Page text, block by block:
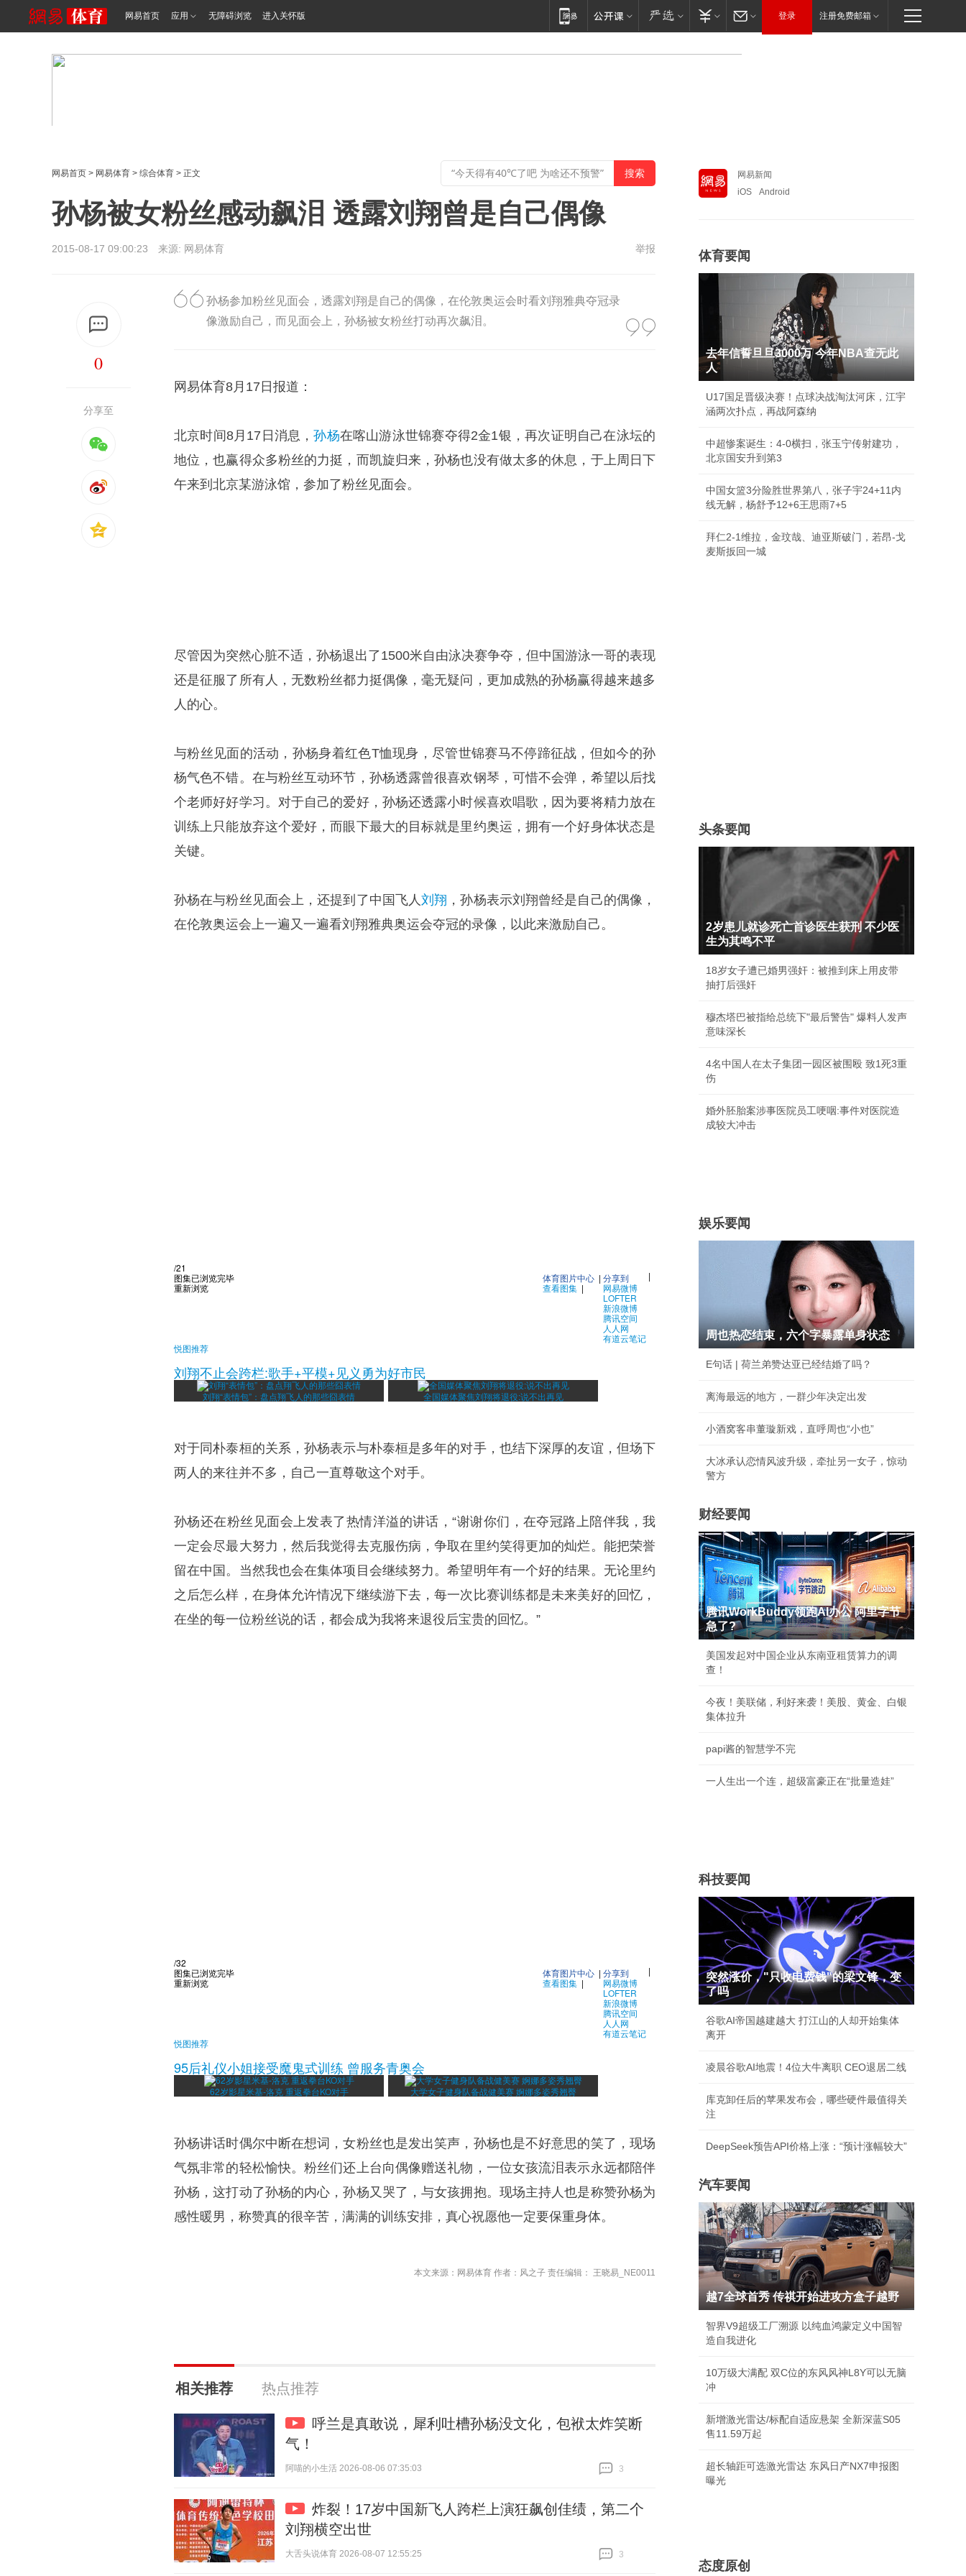
网易首页 应用 无障碍浏览 进入关怀版 登录 注册免费邮箱
网易首页 > 网易体育 > 综合体育 > 正文
孙杨被女粉丝感动飙泪 透露刘翔曾是自己偶像
2015-08-17 09:00:23 来源: 网易体育 举报
0
分享至
孙杨参加粉丝见面会，透露刘翔是自己的偶像，在伦敦奥运会时看刘翔雅典夺冠录
像激励自己，而见面会上，孙杨被女粉丝打动再次飙泪。
网易体育8月17日报道：
北京时间8月17日消息，孙杨在喀山游泳世锦赛夺得2金1银，再次证明自己在泳坛的
地位，也赢得众多粉丝的力挺，而凯旋归来，孙杨也没有做太多的休息，于上周日下
午来到北京某游泳馆，参加了粉丝见面会。
尽管因为突然心脏不适，孙杨退出了1500米自由泳决赛争夺，但中国游泳一哥的表现
还是征服了所有人，无数粉丝都力挺偶像，毫无疑问，更加成熟的孙杨赢得越来越多
人的心。
与粉丝见面的活动，孙杨身着红色T恤现身，尽管世锦赛马不停蹄征战，但如今的孙
杨气色不错。在与粉丝互动环节，孙杨透露曾很喜欢钢琴，可惜不会弹，希望以后找
个老师好好学习。对于自己的爱好，孙杨还透露小时候喜欢唱歌，因为要将精力放在
训练上只能放弃这个爱好，而眼下最大的目标就是里约奥运，拥有一个好身体状态是
关键。
孙杨在与粉丝见面会上，还提到了中国飞人刘翔 ，孙杨表示刘翔曾经是自己的偶像，
在伦敦奥运会上一遍又一遍看刘翔雅典奥运会夺冠的录像，以此来激励自己。
/21
|
分享到
网易微博
LOFTER
新浪微博
腾讯空间
人人网
有道云笔记
体育图片中心 |
查看图集 |
图集已浏览完毕
重新浏览
悦图推荐
刘翔不止会跨栏:歌手+平模+见义勇为好市民
刘翔“表情包”：盘点翔飞人的那些囧表情 全国媒体聚焦刘翔将退役:说不出再见
对于同朴泰桓的关系，孙杨表示与朴泰桓是多年的对手，也结下深厚的友谊，但场下
两人的来往并不多，自己一直尊敬这个对手。
孙杨还在粉丝见面会上发表了热情洋溢的讲话，“谢谢你们，在夺冠路上陪伴我，我
一定会尽最大努力，然后我觉得去克服伤病，争取在里约笑得更加的灿烂。能把荣誉
留在中国。当然我也会在集体项目会继续努力。希望明年有一个好的结果。无论里约
之后怎么样，在身体允许情况下继续游下去，每一次比赛训练都是未来美好的回忆，
在坐的每一位粉丝说的话，都会成为我将来退役后宝贵的回忆。”
/32
|
分享到
网易微博
LOFTER
新浪微博
腾讯空间
人人网
有道云笔记
体育图片中心 |
查看图集 |
图集已浏览完毕
重新浏览
悦图推荐
95后礼仪小姐接受魔鬼式训练 曾服务青奥会
62岁影星米基-洛克 重返拳台KO对手 大学女子健身队备战健美赛 婀娜多姿秀翘臀
孙杨讲话时偶尔中断在想词，女粉丝也是发出笑声，孙杨也是不好意思的笑了，现场
气氛非常的轻松愉快。粉丝们还上台向偶像赠送礼物，一位女孩流泪表示永远都陪伴
孙杨，这打动了孙杨的内心，孙杨又哭了，与女孩拥抱。现场主持人也是称赞孙杨为
感性暖男，称赞真的很辛苦，满满的训练安排，真心祝愿他一定要保重身体。
本文来源：网易体育 作者：风之子 责任编辑： 王晓易_NE0011
相关推荐 热点推荐
呼兰是真敢说，犀利吐槽孙杨没文化，包袱太炸笑断
气！
阿喵的小生活 2026-08-06 07:35:03
3
炸裂！17岁中国新飞人跨栏上演狂飙创佳绩，第二个
刘翔横空出世
大舌头说体育 2026-08-07 12:55:25
3
网易新闻
iOS
Android
体育要闻
去年信誓旦旦3000万 今年NBA查无此
人
U17国足晋级决赛！点球决战淘汰河床，江宇
涵两次扑点，再战阿森纳
中超惨案诞生：4-0横扫，张玉宁传射建功，
北京国安升到第3
中国女篮3分险胜世界第八，张子宇24+11内
线无解，杨舒予12+6王思雨7+5
拜仁2-1维拉，金玟哉、迪亚斯破门，若昂-戈
麦斯扳回一城
头条要闻
2岁患儿就诊死亡首诊医生获刑 不少医
生为其鸣不平
18岁女子遭已婚男强奸：被推到床上用皮带
抽打后强奸
穆杰塔巴被指给总统下"最后警告" 爆料人发声
意味深长
4名中国人在太子集团一园区被围殴 致1死3重
伤
婚外胚胎案涉事医院员工哽咽:事件对医院造
成较大冲击
娱乐要闻
周也热恋结束，六个字暴露单身状态
E句话 | 荷兰弟赞达亚已经结婚了吗？
离海最远的地方，一群少年决定出发
小酒窝客串董璇新戏，直呼周也“小也”
大冰承认恋情风波升级，牵扯另一女子，惊动
警方
财经要闻
腾讯WorkBuddy领跑AI办公 阿里字节
急了?
美国发起对中国企业从东南亚租赁算力的调
查！
今夜！美联储，利好来袭！美股、黄金、白银
集体拉升
papi酱的智慧学不完
一人生出一个连，超级富豪正在“批量造娃”
科技要闻
突然涨价，"只收电费钱"的梁文锋，变
了吗
谷歌AI帝国越建越大 打江山的人却开始集体
离开
凌晨谷歌AI地震！4位大牛离职 CEO退居二线
库克卸任后的苹果发布会，哪些硬件最值得关
注
DeepSeek预告API价格上涨：“预计涨幅较大”
汽车要闻
越7全球首秀 传祺开始进攻方盒子越野
智界V9超级工厂溯源 以纯血鸿蒙定义中国智
造自我进化
10万级大满配 双C位的东风风神L8Y可以无脑
冲
新增激光雷达/标配自适应悬架 全新深蓝S05
售11.59万起
超长轴距可选激光雷达 东风日产NX7申报图
曝光
态度原创